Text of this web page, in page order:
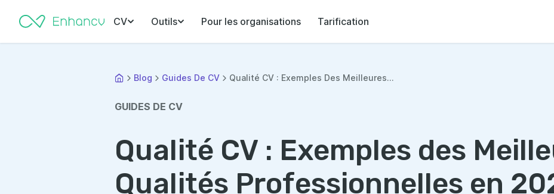
CV Outils Pour les organisations Tarification
Blog Guides De CV Qualité CV : Exemples Des Meilleures...
GUIDES DE CV
Qualité CV : Exemples des
Qualités Professionnelles en